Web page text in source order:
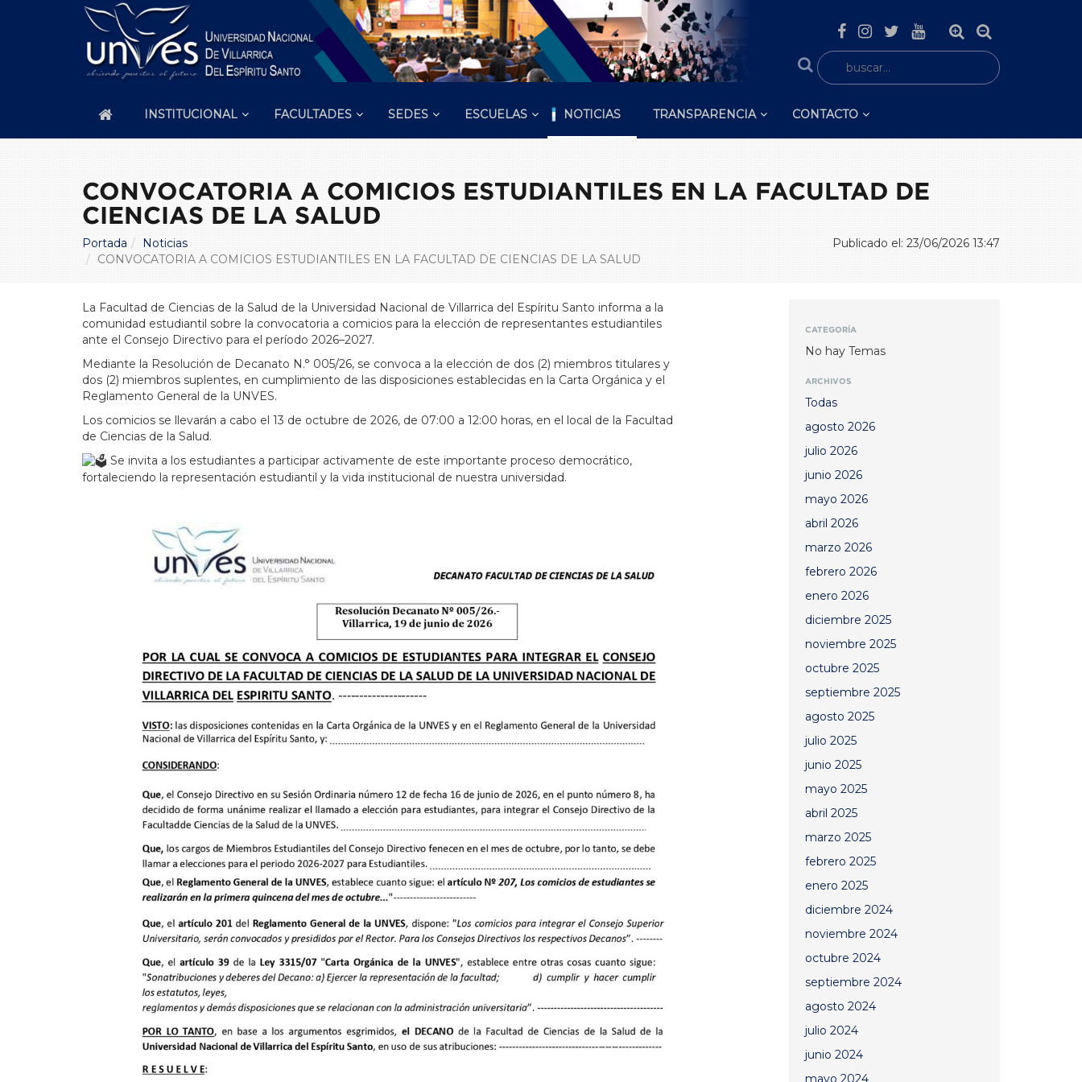
INSTITUCIONAL FACULTADES SEDES ESCUELAS NOTICIAS TRANSPARENCIA CONTACTO
CONVOCATORIA A COMICIOS ESTUDIANTILES EN LA FACULTAD DE
CIENCIAS DE LA SALUD
Portada
Noticias
CONVOCATORIA A COMICIOS ESTUDIANTILES EN LA FACULTAD DE CIENCIAS DE LA SALUD
Publicado el: 23/06/2026 13:47
La Facultad de Ciencias de la Salud de la Universidad Nacional de Villarrica del Espíritu Santo informa a la
comunidad estudiantil sobre la convocatoria a comicios para la elección de representantes estudiantiles
ante el Consejo Directivo para el período 2026–2027.
Mediante la Resolución de Decanato N.° 005/26, se convoca a la elección de dos (2) miembros titulares y
dos (2) miembros suplentes, en cumplimiento de las disposiciones establecidas en la Carta Orgánica y el
Reglamento General de la UNVES.
Los comicios se llevarán a cabo el 13 de octubre de 2026, de 07:00 a 12:00 horas, en el local de la Facultad
de Ciencias de la Salud.
Se invita a los estudiantes a participar activamente de este importante proceso democrático,
fortaleciendo la representación estudiantil y la vida institucional de nuestra universidad.
CATEGORÍA
No hay Temas
ARCHIVOS
Todas
agosto 2026
julio 2026
junio 2026
mayo 2026
abril 2026
marzo 2026
febrero 2026
enero 2026
diciembre 2025
noviembre 2025
octubre 2025
septiembre 2025
agosto 2025
julio 2025
junio 2025
mayo 2025
abril 2025
marzo 2025
febrero 2025
enero 2025
diciembre 2024
noviembre 2024
octubre 2024
septiembre 2024
agosto 2024
julio 2024
junio 2024
mayo 2024